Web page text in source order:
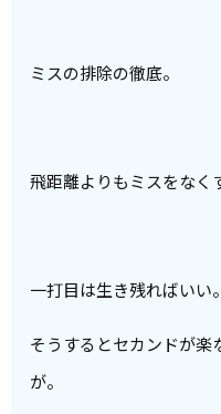
ミスの排除の徹底。
飛距離よりもミスをなく
一打目は生き残ればいい
そうするとセカンドが楽
が。